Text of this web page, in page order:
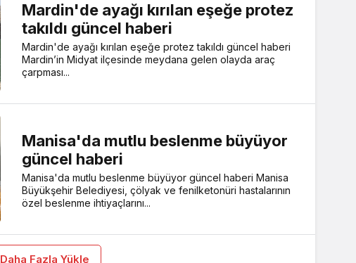
Mardin'de ayağı kırılan eşeğe protez
takıldı güncel haberi
Mardin'de ayağı kırılan eşeğe protez takıldı güncel haberi
Mardin’in Midyat ilçesinde meydana gelen olayda araç
çarpması...
Manisa'da mutlu beslenme büyüyor
güncel haberi
Manisa'da mutlu beslenme büyüyor güncel haberi Manisa
Büyükşehir Belediyesi, çölyak ve fenilketonüri hastalarının
özel beslenme ihtiyaçlarını...
Daha Fazla Yükle